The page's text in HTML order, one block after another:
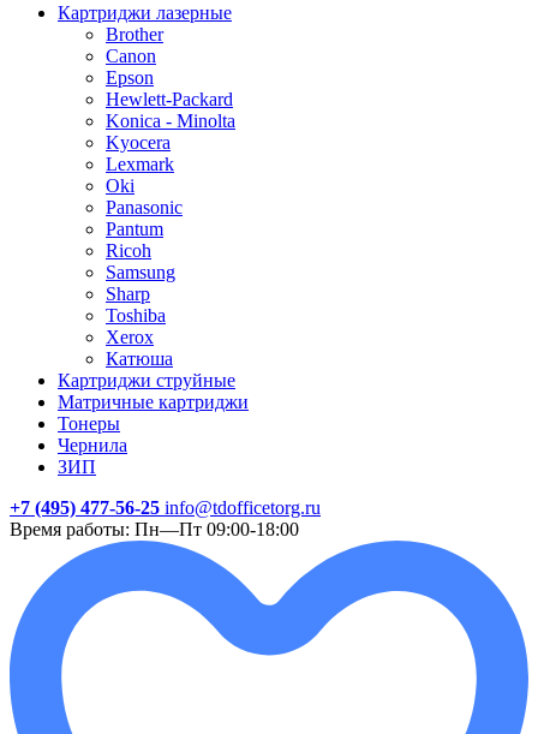
Картриджи лазерные
Brother
Canon
Epson
Hewlett-Packard
Konica - Minolta
Kyocera
Lexmark
Oki
Panasonic
Pantum
Ricoh
Samsung
Sharp
Toshiba
Xerox
Катюша
Картриджи струйные
Матричные картриджи
Тонеры
Чернила
ЗИП
+7 (495) 477-56-25 info@tdofficetorg.ru
Время работы: Пн—Пт 09:00-18:00